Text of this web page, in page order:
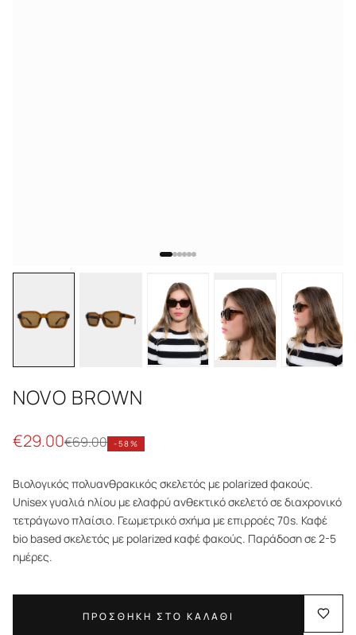
NOVO BROWN
€29.00€69.00 -58%
Βιολογικός πολυανθρακικός σκελετός με polarized φακούς.
Unisex γυαλιά ηλίου με ελαφρύ ανθεκτικό σκελετό σε διαχρονικό
τετράγωνο πλαίσιο. Γεωμετρικό σχήμα με επιρροές 70s. Καφέ
bio based σκελετός με polarized καφέ φακούς. Παράδοση σε 2-5
ημέρες.
ΠΡΟΣΘΗΚΗ ΣΤΟ ΚΑΛΑΘΙ